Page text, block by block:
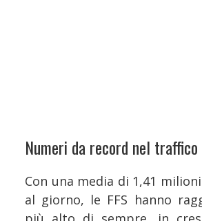
Numeri da record nel
Con una media di 1,41
al giorno, le FFS hanno